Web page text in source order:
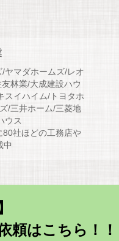
ヤマダホームズ/レオ
林業/大成建設ハウ
スイハイム/トヨタホ
/三井ホーム/三菱地
ウス
社ほどの工務店や
中
頼はこちら！！